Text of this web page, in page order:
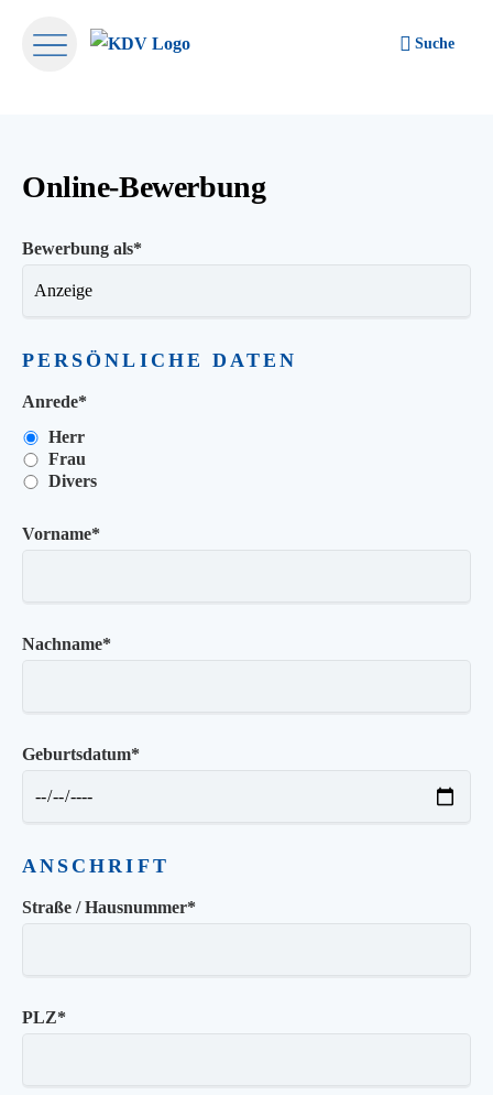
Suche
Online-Bewerbung
Bewerbung als*
PERSÖNLICHE DATEN
Anrede*
Herr
Frau
Divers
Vorname*
Nachname*
Geburtsdatum*
ANSCHRIFT
Straße / Hausnummer*
PLZ*